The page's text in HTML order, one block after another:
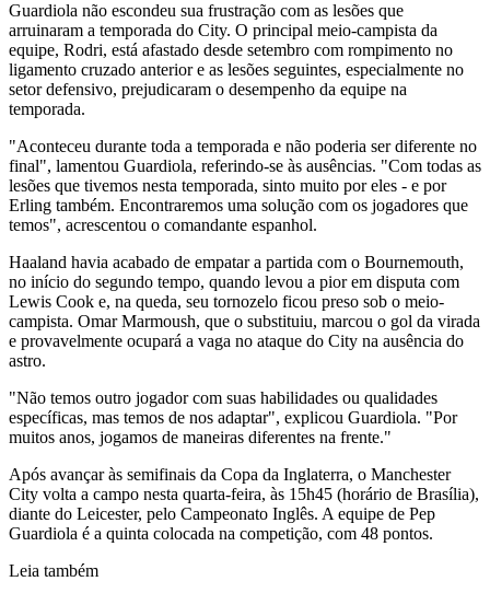
Guardiola não escondeu sua frustração com as lesões que
arruinaram a temporada do City. O principal meio-campista da
equipe, Rodri, está afastado desde setembro com rompimento no
ligamento cruzado anterior e as lesões seguintes, especialmente no
setor defensivo, prejudicaram o desempenho da equipe na
temporada.
"Aconteceu durante toda a temporada e não poderia ser diferente no
final", lamentou Guardiola, referindo-se às ausências. "Com todas as
lesões que tivemos nesta temporada, sinto muito por eles - e por
Erling também. Encontraremos uma solução com os jogadores que
temos", acrescentou o comandante espanhol.
Haaland havia acabado de empatar a partida com o Bournemouth,
no início do segundo tempo, quando levou a pior em disputa com
Lewis Cook e, na queda, seu tornozelo ficou preso sob o meio-
campista. Omar Marmoush, que o substituiu, marcou o gol da virada
e provavelmente ocupará a vaga no ataque do City na ausência do
astro.
"Não temos outro jogador com suas habilidades ou qualidades
específicas, mas temos de nos adaptar", explicou Guardiola. "Por
muitos anos, jogamos de maneiras diferentes na frente."
Após avançar às semifinais da Copa da Inglaterra, o Manchester
City volta a campo nesta quarta-feira, às 15h45 (horário de Brasília),
diante do Leicester, pelo Campeonato Inglês. A equipe de Pep
Guardiola é a quinta colocada na competição, com 48 pontos.
Leia também